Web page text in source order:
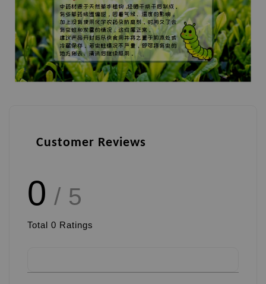
Customer Reviews
0 / 5
Total 0 Ratings